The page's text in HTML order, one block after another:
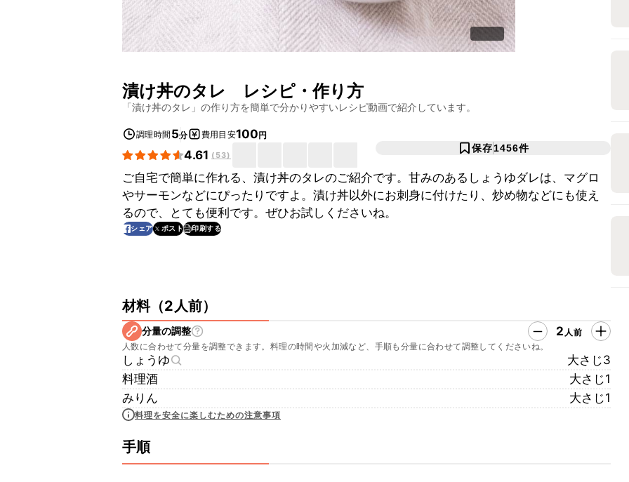
漬け丼のタレ レシピ・作り方
「漬け丼のタレ 」の作り方を簡単で分かりやすいレシピ動画で紹介しています。
調理時間 5分 費用目安100円
4.61 ( 53)
保存1456件
ご自宅で簡単に作れる、漬け丼のタレのご紹介です。甘みのあるしょうゆダレは、マグロ
やサーモンなどにぴったりですよ。漬け丼以外にお刺身に付けたり、炒め物などにも使え
るので、とても便利です。ぜひお試しくださいね。
シェア ポスト 印刷する
材料（2人前）
分量の調整 2 人前
人数に合わせて分量を調整できます。料理の時間や火加減など、手順も分量に合わせて調整してくださいね。
しょうゆ
大さじ3
料理酒
大さじ1
みりん
大さじ1
料理を安全に楽しむための注意事項
手順